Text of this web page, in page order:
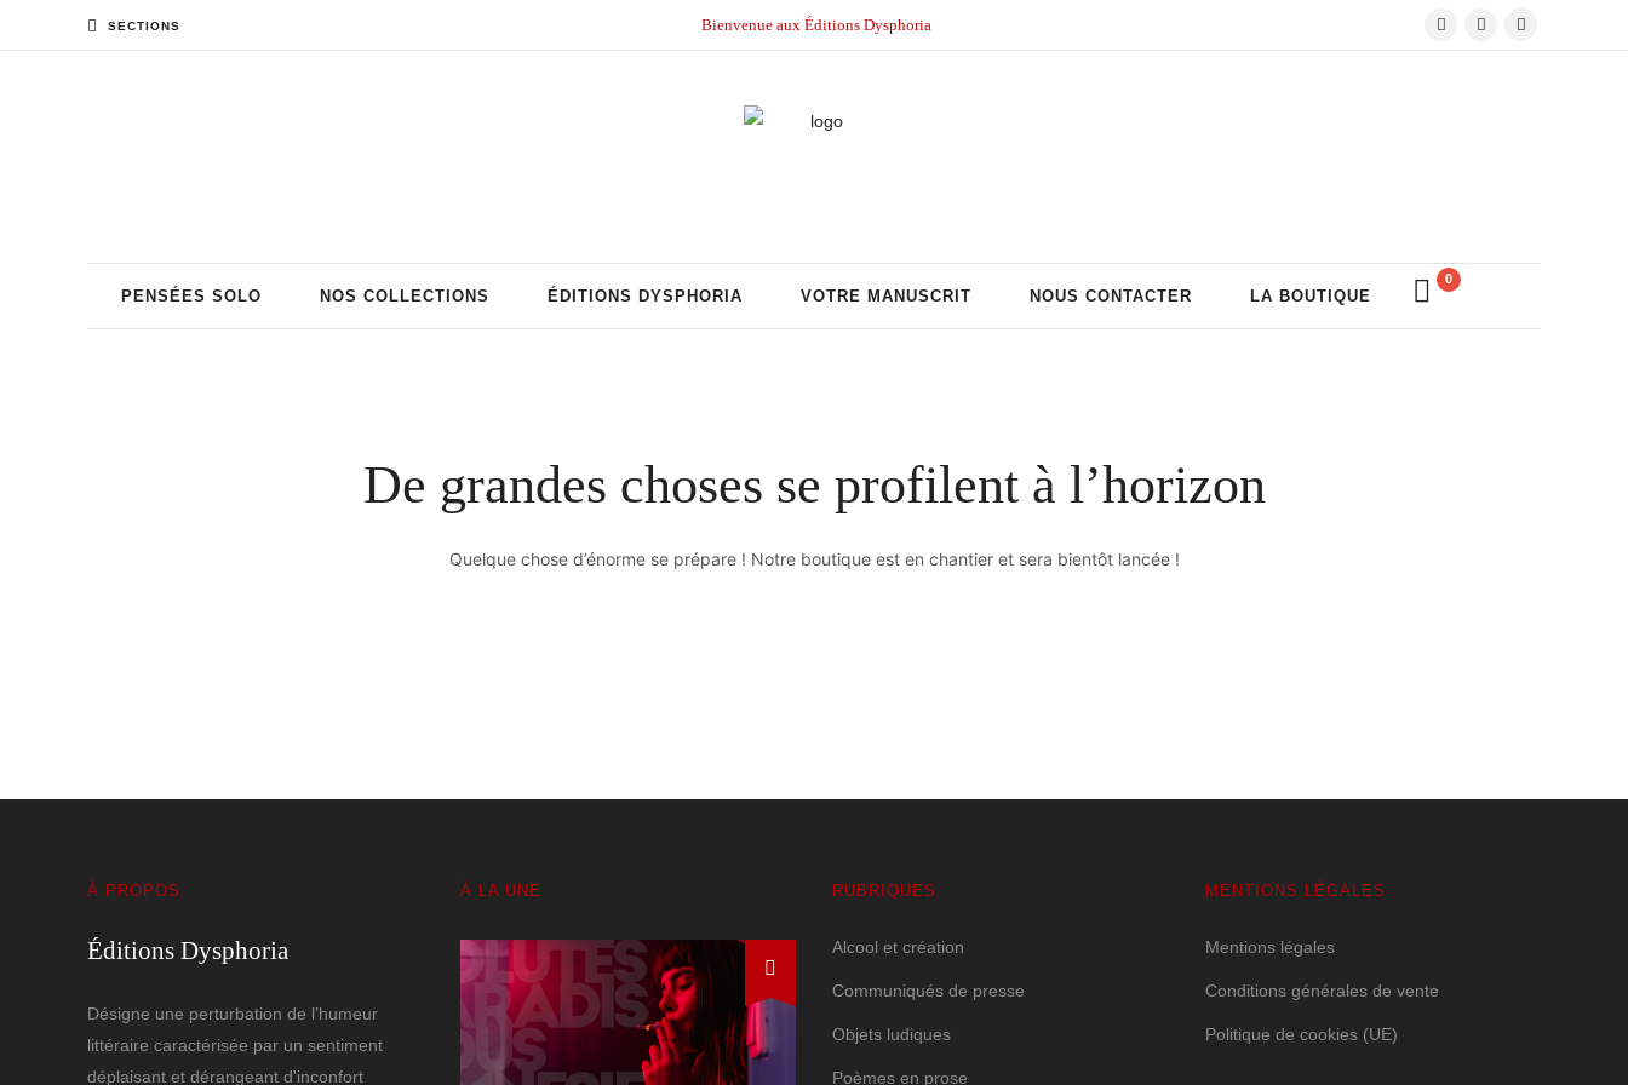
SECTIONS Bienvenue aux Éditions Dysphoria
PENSÉES SOLO NOS COLLECTIONS ÉDITIONS DYSPHORIA VOTRE MANUSCRIT NOUS CONTACTER LA BOUTIQUE
0
De grandes choses se profilent à l’horizon
Quelque chose d’énorme se prépare ! Notre boutique est en chantier et sera bientôt lancée !
À PROPOS
Éditions Dysphoria
Désigne une perturbation de l’humeur
littéraire caractérisée par un sentiment
déplaisant et dérangeant d'inconfort
À LA UNE RUBRIQUES
Alcool et création
Communiqués de presse
Objets ludiques
Poèmes en prose
MENTIONS LÉGALES
Mentions légales
Conditions générales de vente
Politique de cookies (UE)